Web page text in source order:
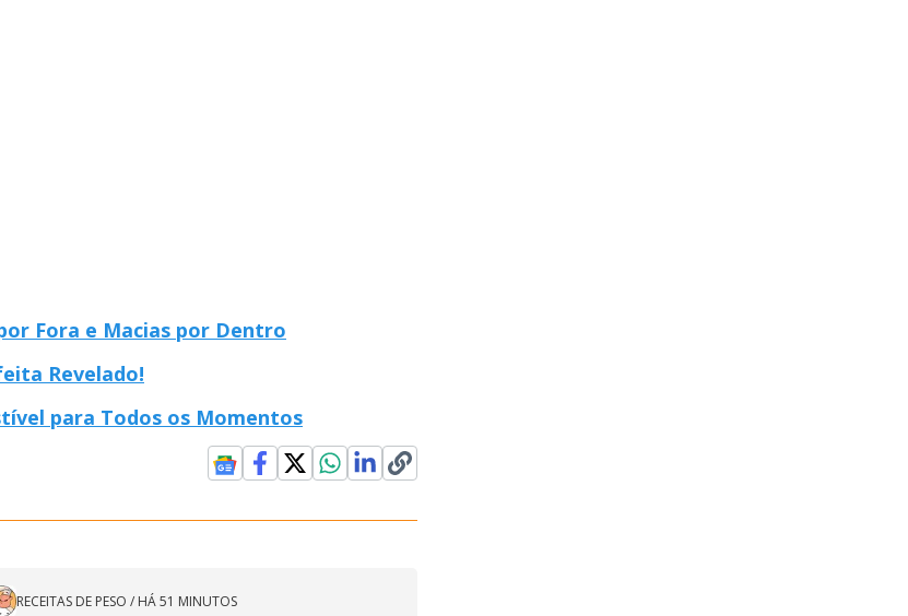
Fora e Macias por Dentro
Revelado!
para Todos os Momentos
RECEITAS DE PESO / HÁ 51 MINUTOS